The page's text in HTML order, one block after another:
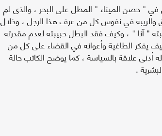
في " حصن الميناء " المطل على البحر ، والذى لم
والريبه في نفوس كل من عرف هذا الرجل ، وخلال
" آنا " ، وكيف فقد البطل حبيبته لعدم مقدرته
كيف يفكر الطاغية وأعوانه في القضاء على كل من
علاقة بالسياسة ، كما يوضح الكاتب حالة
.